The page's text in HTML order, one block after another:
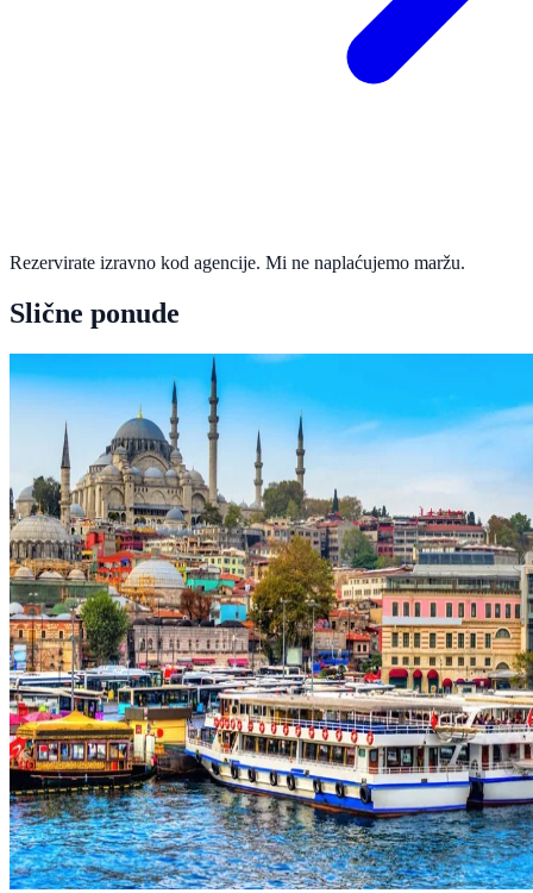
Rezervirate izravno kod agencije. Mi ne naplaćujemo maržu.
Slične ponude